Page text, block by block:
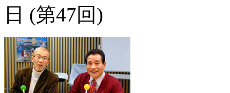
日 (第47回)